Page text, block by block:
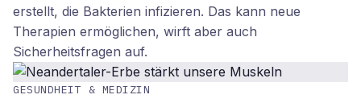
erstellt, die Bakterien infizieren. Das kann neue
Therapien ermöglichen, wirft aber auch
Sicherheitsfragen auf.
GESUNDHEIT & MEDIZIN